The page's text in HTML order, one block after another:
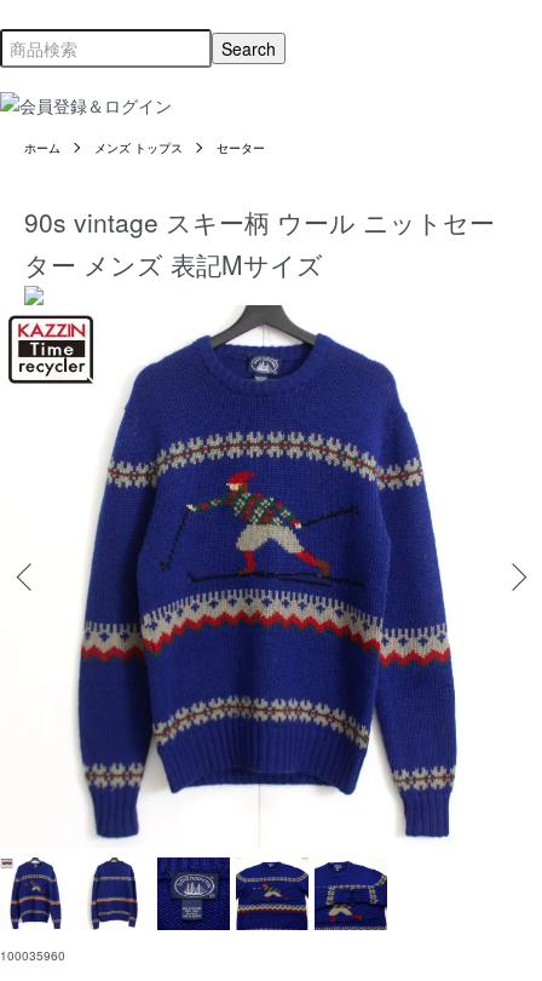
ホーム メンズ トップス セーター
90s vintage スキー柄 ウール ニットセー
ター メンズ 表記Mサイズ
100035960